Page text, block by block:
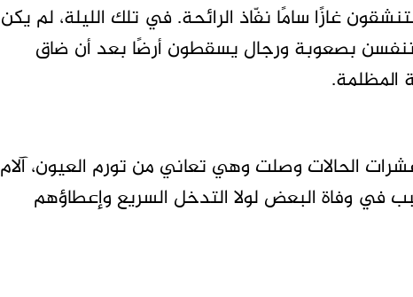
غازًا سامًا نفّاذ الرائحة. في تلك الليلة، لم يكن
بصعوبة ورجال يسقطون أرضًا بعد أن ضاق
المظلمة.
عشرات الحالات وصلت وهي تعاني من تورم العيون، آلام
وفاة البعض لولا التدخل السريع وإعطاؤهم